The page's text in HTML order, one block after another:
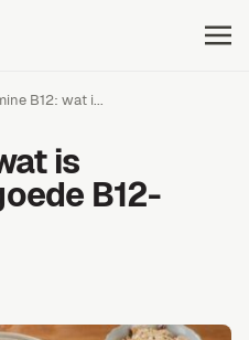
B12: wat i...
is
B12-